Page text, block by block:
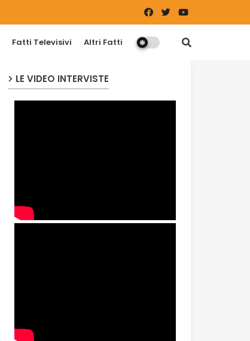
Fatti Televisivi Altri Fatti
LE VIDEO INTERVISTE